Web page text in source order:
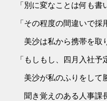
「別に変なことは何も
「その程度の間違いで
美沙は私から携帯を取
「もしもし、四月入社
美沙が私のふりをして
聞き覚えのある人事課